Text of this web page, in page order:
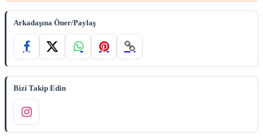
Arkadaşına Öner/Paylaş
Bizi Takip Edin